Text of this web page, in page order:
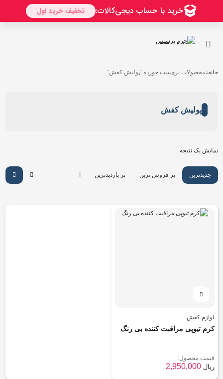
خانه محصولات برچسب خورده “پولیش کفش”
پولیش کفش
نمایش یک نتیجه
پر فروش ترین پر بازدیدترین جدیدترین گرانترین
لوازم کفش
کرم تیوپی مراقبت کننده بی رنگ
قیمت محصول:
2,950,000 ریال